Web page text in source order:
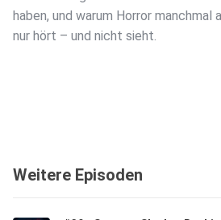
haben, und warum Horror
nur hört – und nicht sieht.
Weitere Episoden